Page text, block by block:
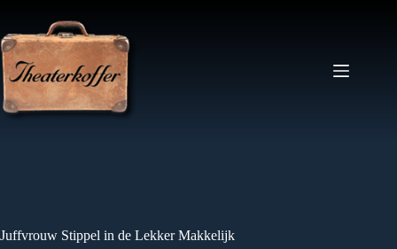
de
inhoud
Juffvrouw Stippel in de Lekker Makkelijk